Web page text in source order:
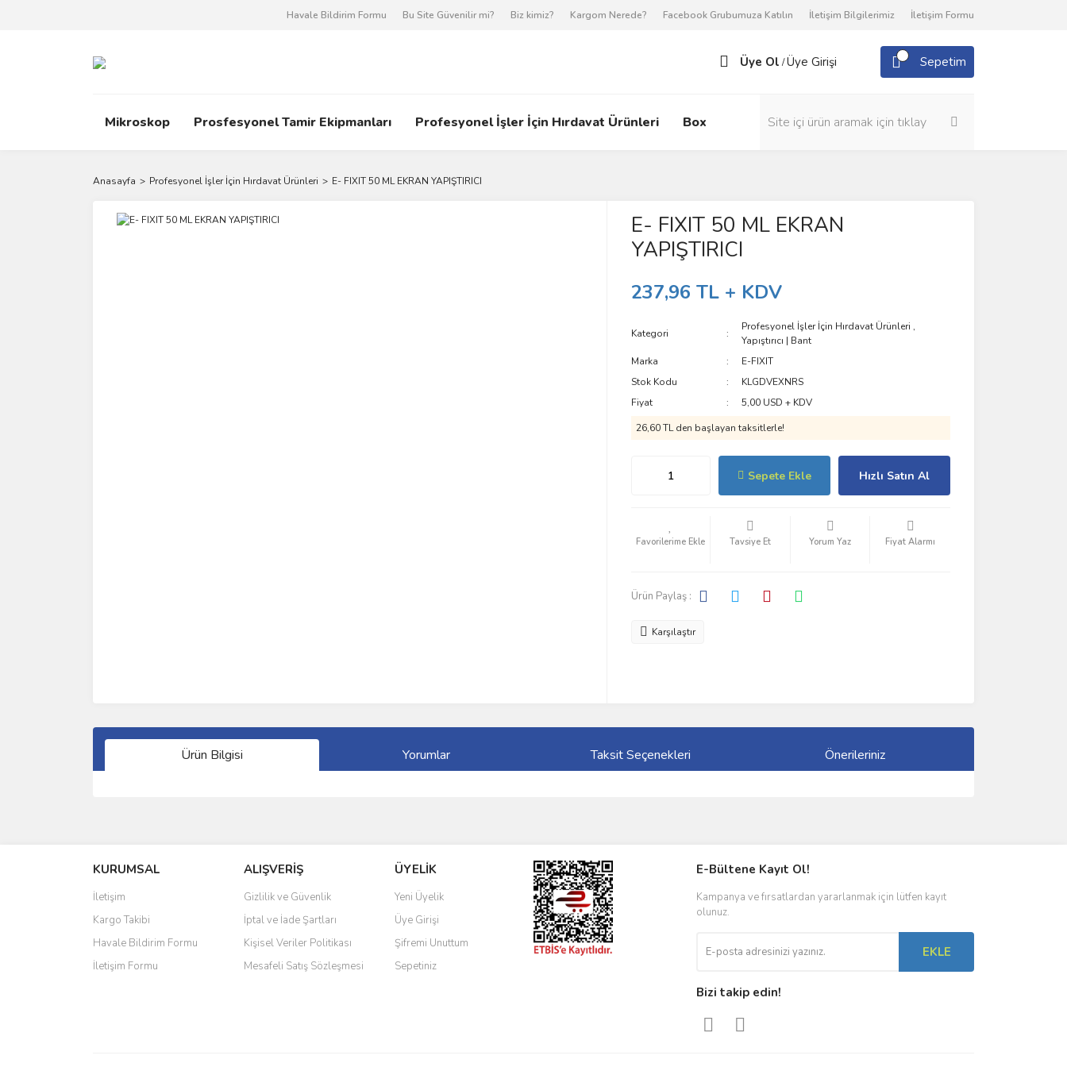
Havale Bildirim Formu Bu Site Güvenilir mi? Biz kimiz? Kargom Nerede? Facebook Grubumuza Katılın İletişim Bilgilerimiz İletişim Formu
Üye Ol /Üye Girişi Sepetim
Mikroskop Prosfesyonel Tamir Ekipmanları Profesyonel İşler İçin Hırdavat Ürünleri Box
Anasayfa Profesyonel İşler İçin Hırdavat Ürünleri E- FIXIT 50 ML EKRAN YAPIŞTIRICI
E- FIXIT 50 ML EKRAN
YAPIŞTIRICI
237,96 TL + KDV
Kategori
Profesyonel İşler İçin Hırdavat Ürünleri ,
Yapıştırıcı | Bant
Marka
E-FIXIT
Stok Kodu
KLGDVEXNRS
Fiyat
5,00 USD + KDV
26,60 TL den başlayan taksitlerle!
Sepete Ekle Hızlı Satın Al
Tavsiye Et Yorum Yaz Fiyat Alarmı
Ürün Paylaş :
Karşılaştır
Ürün Bilgisi Yorumlar Taksit Seçenekleri Önerileriniz
Yorum Yaz
Ürün resmi kalitesiz, bozuk veya görüntülenemiyor.
Ürün açıklamasında eksik bilgiler bulunuyor.
Ürün bilgilerinde hatalar bulunuyor.
Ürün fiyatı diğer sitelerden daha pahalı.
Bu ürüne benzer farklı alternatifler olmalı.
KURUMSAL
İletişim
Kargo Takibi
Havale Bildirim Formu
İletişim Formu
ALIŞVERİŞ
Gizlilik ve Güvenlik
İptal ve İade Şartları
Kişisel Veriler Politikası
Mesafeli Satış Sözleşmesi
ÜYELİK
Yeni Üyelik
Üye Girişi
Şifremi Unuttum
Sepetiniz
E-Bültene Kayıt Ol!
Kampanya ve fırsatlardan yararlanmak için lütfen kayıt
olunuz.
EKLE
Bizi takip edin!